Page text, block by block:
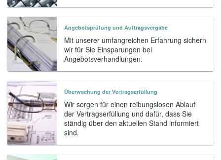
Angebotsprüfung und Auftragsvergabe
Mit unserer umfangreichen Erfahrung sichern
wir für Sie Einsparungen bei
Angebotsverhandlungen.
Überwachung der Vertragserfüllung
Wir sorgen für einen reibungslosen Ablauf
der Vertragserfüllung und dafür, dass Sie
ständig über den aktuellen Stand informiert
sind.